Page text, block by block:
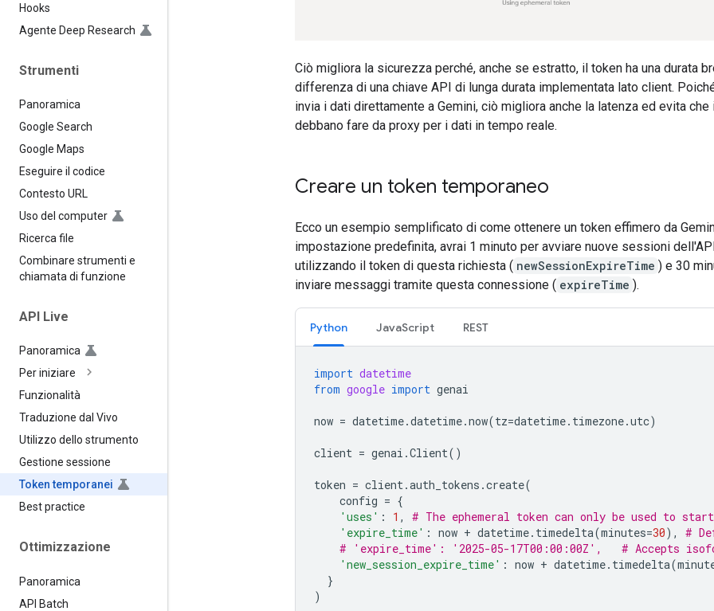
Hooks
Agente Deep Research
Strumenti
Panoramica
Google Search
Google Maps
Eseguire il codice
Contesto URL
Uso del computer
Ricerca file
Combinare strumenti e
chiamata di funzione
API Live
Panoramica
Per iniziare
Funzionalità
Traduzione dal Vivo
Utilizzo dello strumento
Gestione sessione
Token temporanei
Best practice
Ottimizzazione
Panoramica
API Batch
Ciò migliora la sicurezza perché, anche se estratto, il token ha una durata
differenza di una chiave API di lunga durata implementata lato client.
invia i dati direttamente a Gemini, ciò migliora anche la latenza ed evita che
debbano fare da proxy per i dati in tempo reale.
Creare un token temporaneo
Ecco un esempio semplificato di come ottenere un token effimero da
impostazione predefinita, avrai 1 minuto per avviare nuove sessioni
utilizzando il token di questa richiesta ( newSessionExpireTime ) e 30
inviare messaggi tramite questa connessione ( expireTime ).
Python JavaScript REST
import datetime
from google import genai
now = datetime.datetime.now(tz=datetime. timezone.utc)
client = genai .Client()
token = client .auth_tokens .create(
config = {
'uses' : 1 ,
# The ephemeral token can only be used to
'expire_time' : now + datetime. timedelta(minutes=30),
#
# 'expire_time': '2025-05-17T00:00:00Z',   # Accepts
'new_session_expire_time' : now + datetime. timedelta(
}
)